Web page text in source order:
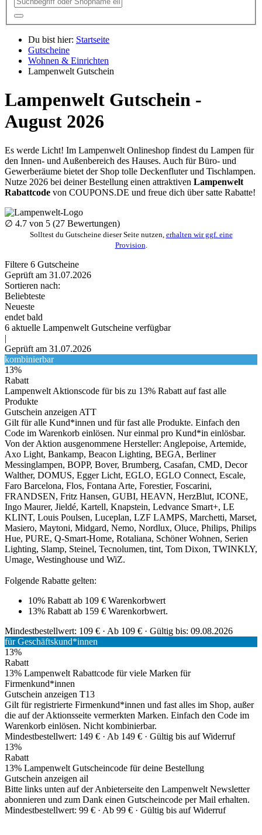
Du bist hier: Startseite
Gutscheine
Wohnen & Einrichten
Lampenwelt Gutschein
Lampenwelt Gutschein -
August 2026
Es werde Licht! Im Lampenwelt Onlineshop findest du Lampen für
den Innen- und Außenbereich des Hauses. Auch für Büro- und
Gewerberäume bietet der Shop tolle Deckenfluter und Tischlampen.
Nutze 2026 bei deiner Bestellung einen attraktiven Lampenwelt
Rabattcode von COUPONS.DE und freue dich über satte Rabatte!
∅ 4.7 von 5 (27 Bewertungen)
Solltest du Gutscheine dieser Seite nutzen, erhalten wir ggf. eine
Provision
Filtere 6 Gutscheine
Geprüft am 31.07.2026
Sortieren nach:
Beliebteste
Neueste
endet bald
6 aktuelle Lampenwelt Gutscheine verfügbar
|
Geprüft am 31.07.2026
kombinierbar
13%
Rabatt
Lampenwelt Aktionscode für bis zu 13% Rabatt auf fast alle
Produkte
Gutschein anzeigen ATT
Gilt für alle Kund*innen und für fast alle Produkte. Einfach den
Code im Warenkorb einlösen. Nur einmal pro Kund*in einlösbar.
Von der Aktion ausgenommene Hersteller: Anglepoise, Artemide,
Axo Light, Bankamp, Beacon Lighting, BEGA, Berliner
Messinglampen, BOPP, Bover, Brumberg, Casafan, CMD, Decor
Walther, DOMUS, Egger Licht, EGLO, EGLO Connect, Escale,
Faro Barcelona, Flos, Fontana Arte, Forestier, Foscarini,
FRANDSEN, Fritz Hansen, GUBI, HEAVN, HerzBlut, ICONE,
Ingo Maurer, Jieldé, Kartell, Knapstein, Ledvance Smart+, LE
KLINT, Louis Poulsen, Luceplan, LZF LAMPS, Marchetti, Marset,
Masiero, Maytoni, Midgard, Nemo, Nordlux, Oluce, Philips, Philips
Hue, PURE, Q-Smart-Home, Rotaliana, Schöner Wohnen, Serien
Lighting, Slamp, Steinel, Tecnolumen, tint, Tom Dixon, TWINKLY,
Umage, Westinghouse und WiZ.
Folgende Rabatte gelten:
10% Rabatt ab 109 € Warenkorbwert
13% Rabatt ab 159 € Warenkorbwert.
Mindestbestellwert: 109 € · Ab 109 € · Gültig bis: 09.08.2026
für Geschäftskund*innen
13%
Rabatt
13% Lampenwelt Rabattcode für viele Marken für
Firmenkund*innen
Gutschein anzeigen T13
Gilt für registrierte Firmenkund*innen und fast alles im Shop, außer
die auf der Aktionsseite vermerkten Marken. Einfach den Code im
Warenkorb einlösen. Nicht kombinierbar.
Mindestbestellwert: 149 € · Ab 149 € · Gültig bis auf Widerruf
13%
Rabatt
13% Lampenwelt Gutscheincode für deine Bestellung
Gutschein anzeigen ail
Bitte links unten auf der Anbieterseite den Lampenwelt Newsletter
abonnieren und zum Dank einen Gutscheincode per Mail erhalten.
Mindestbestellwert: 99 € · Ab 99 € · Gültig bis auf Widerruf